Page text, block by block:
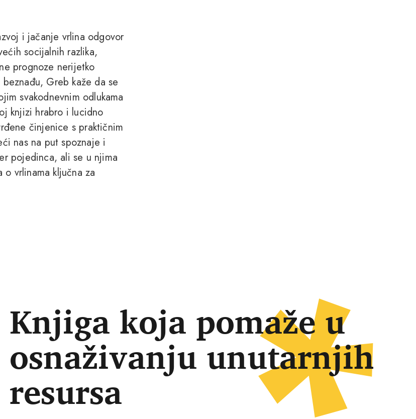
i jačanje vrlina odgovor
socijalnih razlika,
prognoze nerijetko
Greb kaže da se
svakodnevnim odlukama
knjizi hrabro i lucidno
činjenice s praktičnim
nas na put spoznaje i
pojedinca, ali se u njima
vrlinama ključna za
Knjiga koja pomaže u
osnaživanju unutarnjih
resursa